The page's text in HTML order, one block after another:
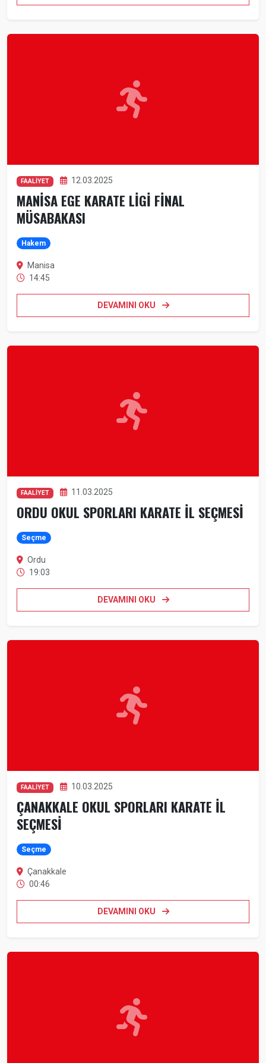
FAALİYET 12.03.2025
MANİSA EGE KARATE LİGİ FİNAL
MÜSABAKASI
Hakem
Manisa
14:45
DEVAMINI OKU
FAALİYET 11.03.2025
ORDU OKUL SPORLARI KARATE İL SEÇMESİ
Seçme
Ordu
19:03
DEVAMINI OKU
FAALİYET 10.03.2025
ÇANAKKALE OKUL SPORLARI KARATE İL
SEÇMESİ
Seçme
Çanakkale
00:46
DEVAMINI OKU